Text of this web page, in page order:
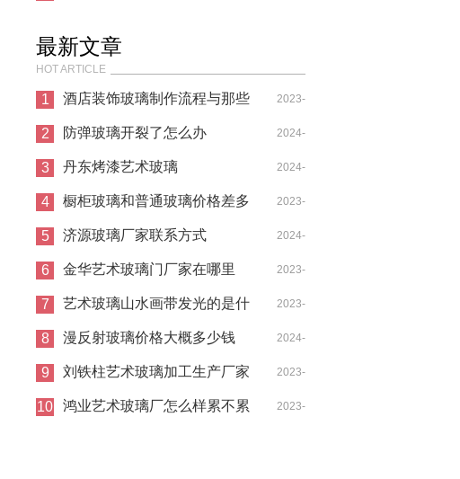
最新文章
HOT ARTICLE
1 酒店装饰玻璃制作流程与那些
不足
2023-
06-26
2 防弹玻璃开裂了怎么办 2024-
06-13
3 丹东烤漆艺术玻璃 2024-
02-21
4 橱柜玻璃和普通玻璃价格差多
少
2023-
08-26
5 济源玻璃厂家联系方式 2024-
03-06
6 金华艺术玻璃门厂家在哪里 2023-
05-23
7 艺术玻璃山水画带发光的是什
么
2023-
09-24
8 漫反射玻璃价格大概多少钱 2024-
06-21
9 刘铁柱艺术玻璃加工生产厂家
家简介
2023-
05-21
10 鸿业艺术玻璃厂怎么样累不累 2023-